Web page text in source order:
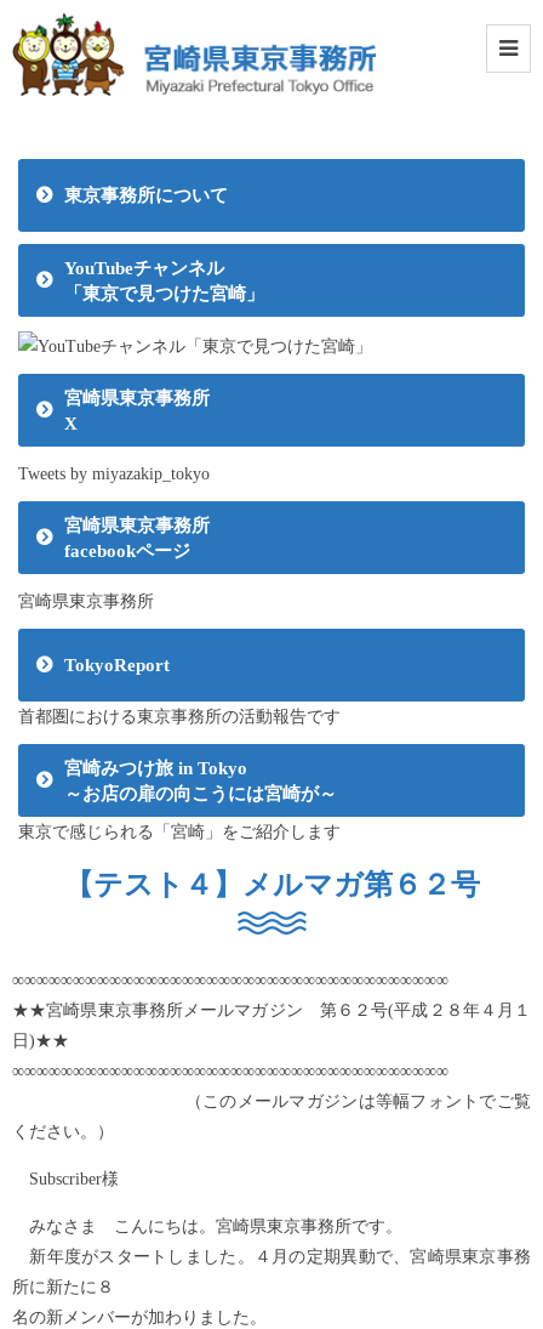
東京事務所について
YouTubeチャンネル
「東京で見つけた宮崎」
宮崎県東京事務所
X
Tweets by miyazakip_tokyo
宮崎県東京事務所
facebookページ
宮崎県東京事務所
TokyoReport
首都圏における東京事務所の活動報告です
宮崎みつけ旅 in Tokyo
～お店の扉の向こうには宮崎が～
東京で感じられる「宮崎」をご紹介します
【テスト４】メルマガ第６２号
∞∞∞∞∞∞∞∞∞∞∞∞∞∞∞∞∞∞∞∞∞∞∞∞∞∞∞∞∞∞∞∞∞∞∞∞
★★宮崎県東京事務所メールマガジン 第６２号(平成２８年４月１
日)★★
∞∞∞∞∞∞∞∞∞∞∞∞∞∞∞∞∞∞∞∞∞∞∞∞∞∞∞∞∞∞∞∞∞∞∞∞
（このメールマガジンは等幅フォントでご覧
ください。）
Subscriber様
みなさま こんにちは。宮崎県東京事務所です。
新年度がスタートしました。４月の定期異動で、宮崎県東京事務
所に新たに８
名の新メンバーが加わりました。